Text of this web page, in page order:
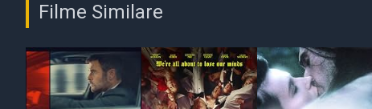
Filme Similare